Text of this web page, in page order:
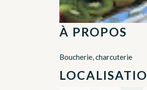
À PROPOS
Boucherie, charcuterie